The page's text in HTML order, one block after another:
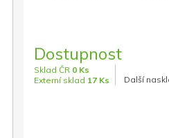
Dostupnost
Sklad ČR 0 Ks
Externí sklad 17 Ks Další